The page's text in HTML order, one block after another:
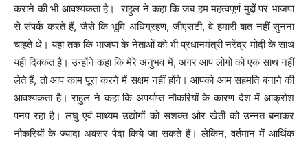
कराने की भी आवश्यकता है। राहुल ने कहा कि जब हम महत्वपूर्ण मुद्दों पर भाजपा
से संपर्क करते हैं, जैसे कि भूमि अधिग्रहण, जीएसटी, वे हमारी बात नहीं सुनना
चाहते थे। यहां तक कि भाजपा के नेताओं को भी प्रधानमंत्री नरेंद्र मोदी के साथ
यही दिक्कत है। उन्होंने कहा कि मेरे अनुभव में, अगर आप लोगों को एक साथ नहीं
लेते हैं, तो आप काम पूरा करने में सक्षम नहीं होंगे। आपको आम सहमति बनाने की
आवश्यकता है। राहुल ने कहा कि अपर्याप्त नौकरियों के कारण देश में आक्रोश
पनप रहा है। लघु एवं माध्यम उद्योगों को सशक्त और खेती को उन्नत बनाकर
नौकरियों के ज्यादा अवसर पैदा किये जा सकते हैं। लेकिन, वर्तमान में आर्थिक